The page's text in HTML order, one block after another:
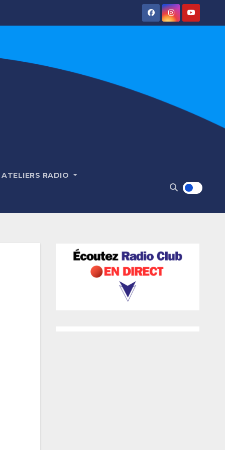
ATELIERS RADIO